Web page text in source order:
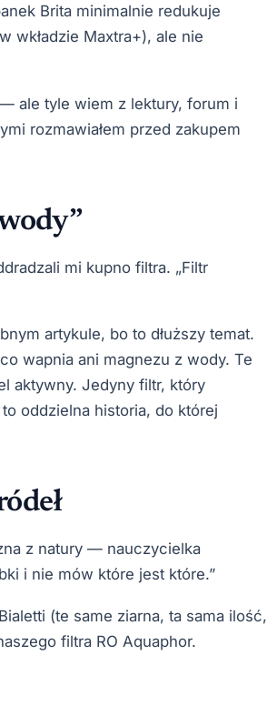
Brita minimalnie redukuje
wkładzie Maxtra+), ale nie
ale tyle wiem z lektury, forum i
rozmawiałem przed zakupem
mi kupno filtra. „Filtr
artykule, bo to dłuższy temat.
wapnia ani magnezu z wody. Te
aktywny. Jedyny filtr, który
oddzielna historia, do której
z natury — nauczycielka
i nie mów które jest które.”
(te same ziarna, ta sama ilość,
filtra RO Aquaphor.